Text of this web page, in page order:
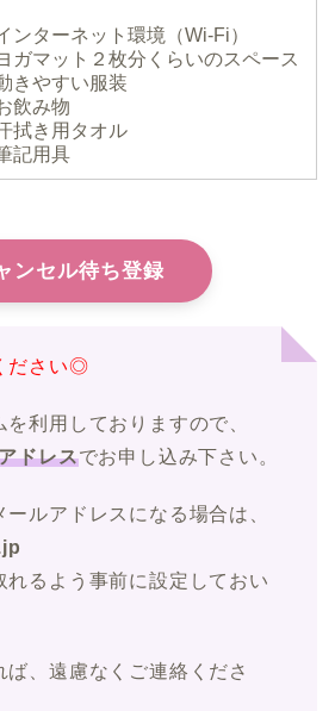
ンターネット環境（Wi-Fi）
ガマット２枚分くらいのスペース
きやすい服装
飲み物
拭き用タオル
記用具
ンセル待ち登録
ださい◎
利用しておりますので、
ドレスでお申し込み下さい。
ルアドレスになる場合は、
れるよう事前に設定しておい
ば、遠慮なくご連絡くださ